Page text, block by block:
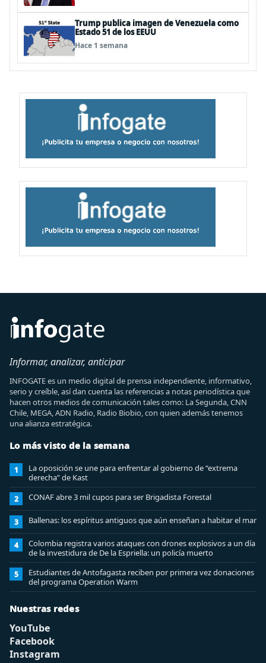
Trump publica imagen de Venezuela como
Estado 51 de los EEUU
Hace 1 semana
Informar, analizar, anticipar
INFOGATE es un medio digital de prensa independiente, informativo,
serio y creíble, así dan cuenta las referencias a notas periodística que
hacen otros medios de comunicación tales como: La Segunda, CNN
Chile, MEGA, ADN Radio, Radio Biobio, con quien además tenemos
una alianza estratégica.
Lo más visto de la semana
1
La oposición se une para enfrentar al gobierno de “extrema
derecha” de Kast
2 CONAF abre 3 mil cupos para ser Brigadista Forestal
3 Ballenas: los espíritus antiguos que aún enseñan a habitar el mar
4
Colombia registra varios ataques con drones explosivos a un día
de la investidura de De la Espriella: un policía muerto
5
Estudiantes de Antofagasta reciben por primera vez donaciones
del programa Operation Warm
Nuestras redes
YouTube
Facebook
Instagram